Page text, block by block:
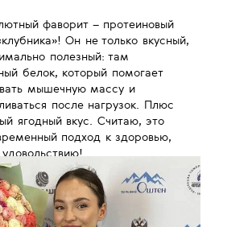
фаворит – протеиновый
Он не только вкусный,
полезный: там
белок, который помогает
мышечную массу и
после нагрузок. Плюс
ягодный вкус. Считаю, это
подход к здоровью,